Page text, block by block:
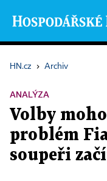
HN.cz › Archiv
ANALÝZA
Volby
problém
soupeři